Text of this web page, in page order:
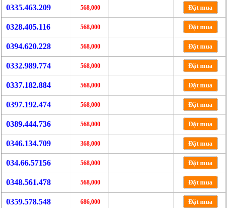
0335.463.209 568,000 Đặt mua
0328.405.116 568,000 Đặt mua
0394.620.228 568,000 Đặt mua
0332.989.774 568,000 Đặt mua
0337.182.884 568,000 Đặt mua
0397.192.474 568,000 Đặt mua
0389.444.736 568,000 Đặt mua
0346.134.709 368,000 Đặt mua
034.66.57156 568,000 Đặt mua
0348.561.478 568,000 Đặt mua
0359.578.548 686,000 Đặt mua